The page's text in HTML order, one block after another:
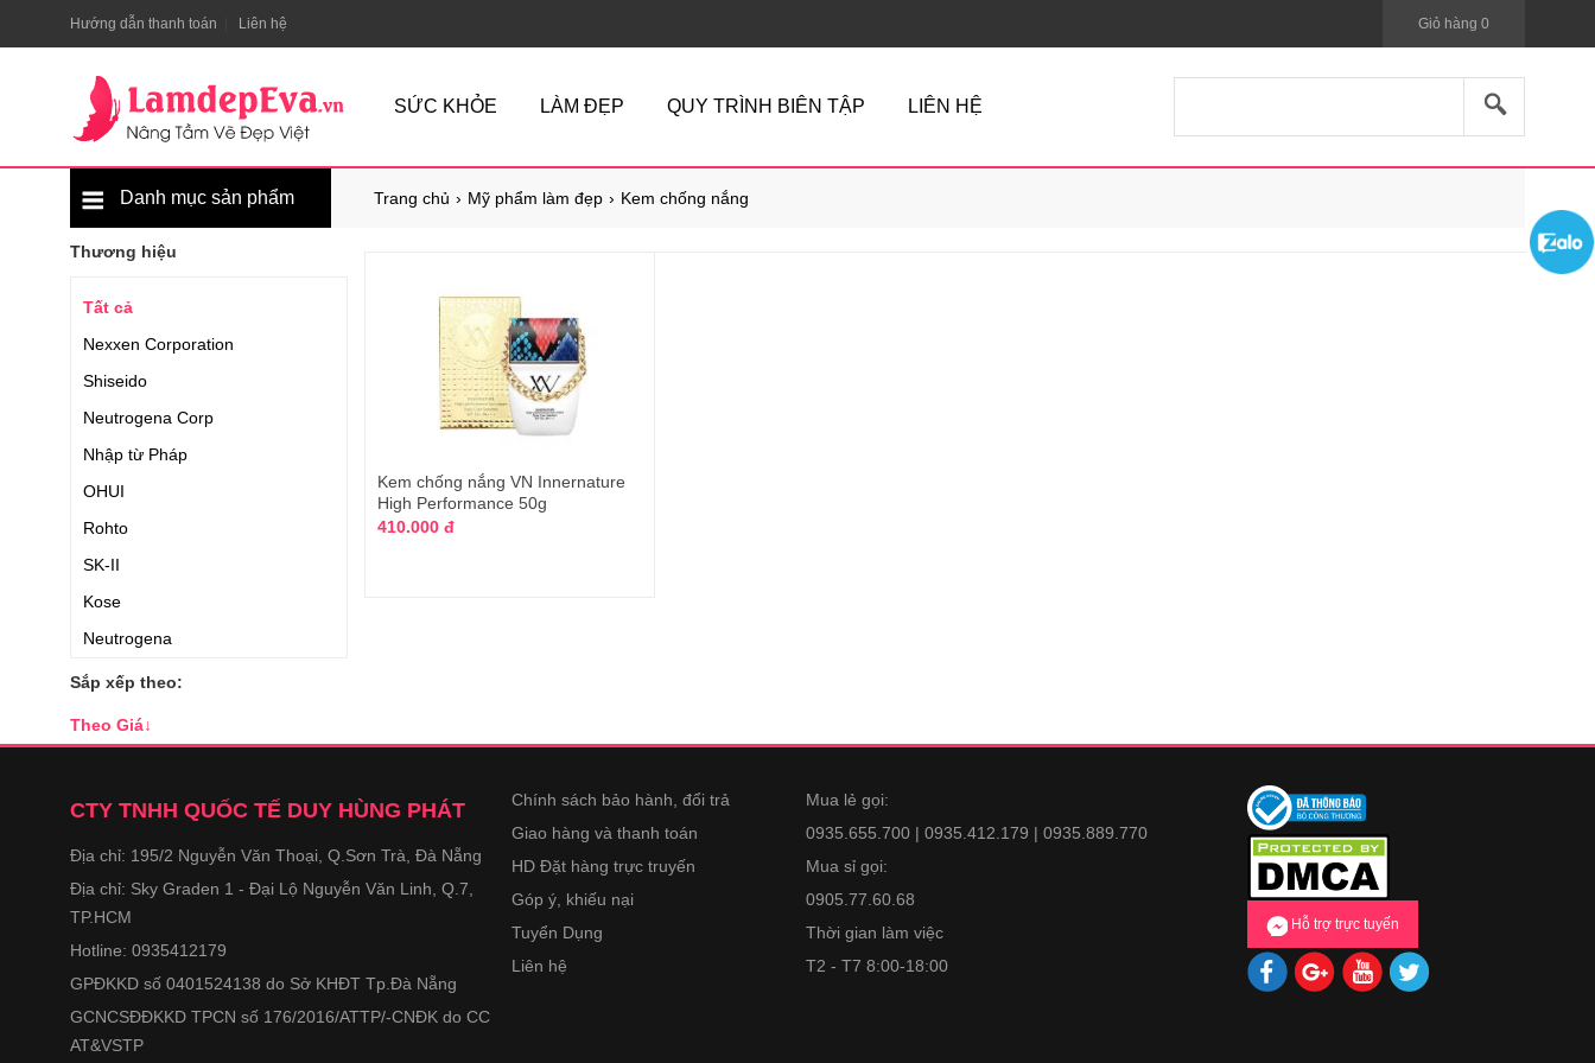
Hướng dẫn thanh toán Liên hệ Giỏ hàng 0
SỨC KHỎE LÀM ĐẸP QUY TRÌNH BIÊN TẬP LIÊN HỆ
Trang chủ Mỹ phẩm làm đẹp Kem chống nắng
Danh mục sản phẩm
Thương hiệu
Tất cả
Nexxen Corporation
Shiseido
Neutrogena Corp
Nhập từ Pháp
OHUI
Rohto
SK-II
Kose
Neutrogena
Omi Menturm
Cell Fusion C
FINE
Avene
Bioderma
La Roche Posay
Sắp xếp theo:
Theo Giá↓
Kem chống nắng VN Innernature
High Performance 50g
410.000 đ
CTY TNHH QUỐC TẾ DUY HÙNG PHÁT
Địa chỉ: 195/2 Nguyễn Văn Thoại, Q.Sơn Trà, Đà Nẵng
Địa chỉ: Sky Graden 1 - Đại Lộ Nguyễn Văn Linh, Q.7,
TP.HCM
Hotline: 0935412179
GPĐKKD số 0401524138 do Sở KHĐT Tp.Đà Nẵng
GCNCSĐĐKKD TPCN số 176/2016/ATTP/-CNĐK do CC
AT&VSTP
Chính sách bảo hành, đổi trả
Giao hàng và thanh toán
HD Đặt hàng trực truyến
Góp ý, khiếu nại
Tuyển Dụng
Liên hệ
Mua lẻ gọi:
0935.655.700 | 0935.412.179 | 0935.889.770
Mua sỉ gọi:
0905.77.60.68
Thời gian làm việc
T2 - T7 8:00-18:00
Hỗ trợ trực tuyến